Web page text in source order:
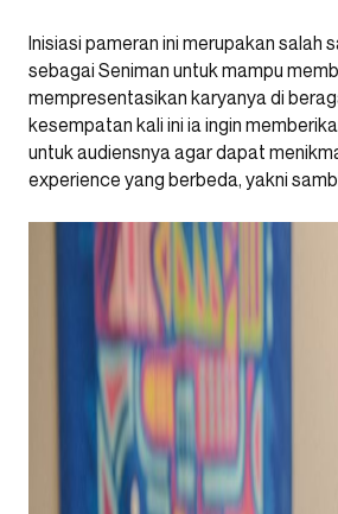
Inisiasi pameran ini merupakan salah
sebagai Seniman untuk mampu
mempresentasikan karyanya di
kesempatan kali ini ia ingin
untuk audiensnya agar dapat
experience yang berbeda, yakni